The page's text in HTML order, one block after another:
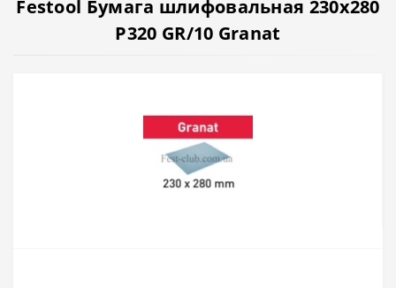
Festool Бумага шлифовальная 230x280
P320 GR/10 Granat